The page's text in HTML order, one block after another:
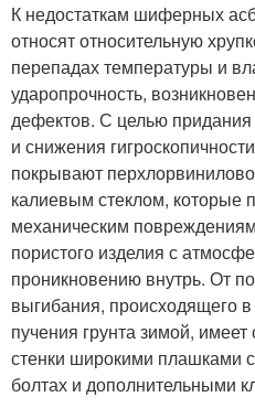
К недостаткам шиферных
относят относительную
перепадах температуры и
ударопрочность,
дефектов. С целью придания
и снижения
покрывают
калиевым стеклом, которые
механическим
пористого изделия с
проникновению внутрь. От
выгибания, происходящего
пучения грунта зимой,
стенки широкими плашками
болтах и дополнительными